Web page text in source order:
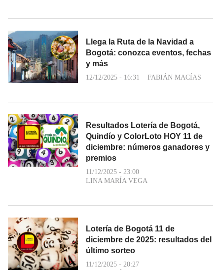
Llega la Ruta de la Navidad a
Bogotá: conozca eventos, fechas
y más
12/12/2025 - 16:31 FABIÁN MACÍAS
Resultados Lotería de Bogotá,
Quindío y ColorLoto HOY 11 de
diciembre: números ganadores y
premios
11/12/2025 - 23:00
LINA MARÍA VEGA
Lotería de Bogotá 11 de
diciembre de 2025: resultados del
último sorteo
11/12/2025 - 20:27